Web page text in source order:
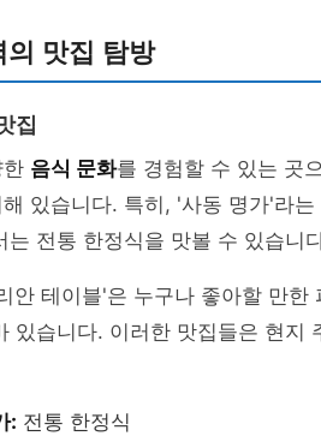
의 맛집 탐방
집
음식 문화를 경험할 수 있는 곳
있습니다. 특히, '사동 명가'라
는 전통 한정식을 맛볼 수 있습니
안 테이블'은 누구나 좋아할 만한
있습니다. 이러한 맛집들은 현지
: 전통 한정식